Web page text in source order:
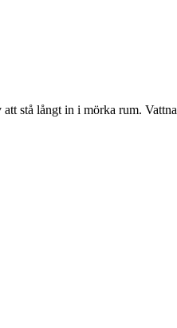
stå långt in i mörka rum.